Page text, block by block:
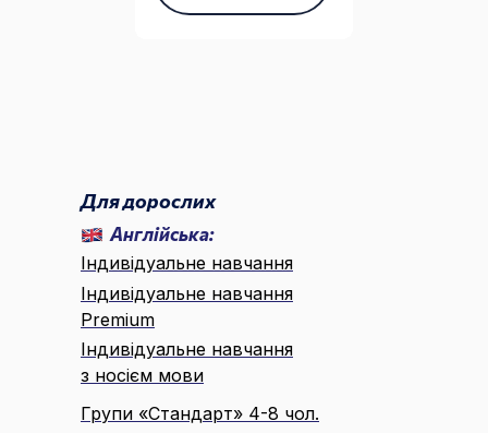
Для дорослих
Англійська:
Індивідуальне навчання
Індивідуальне навчання
Premium
Індивідуальне навчання
з носієм мови
Групи «Стандарт» 4-8 чол.